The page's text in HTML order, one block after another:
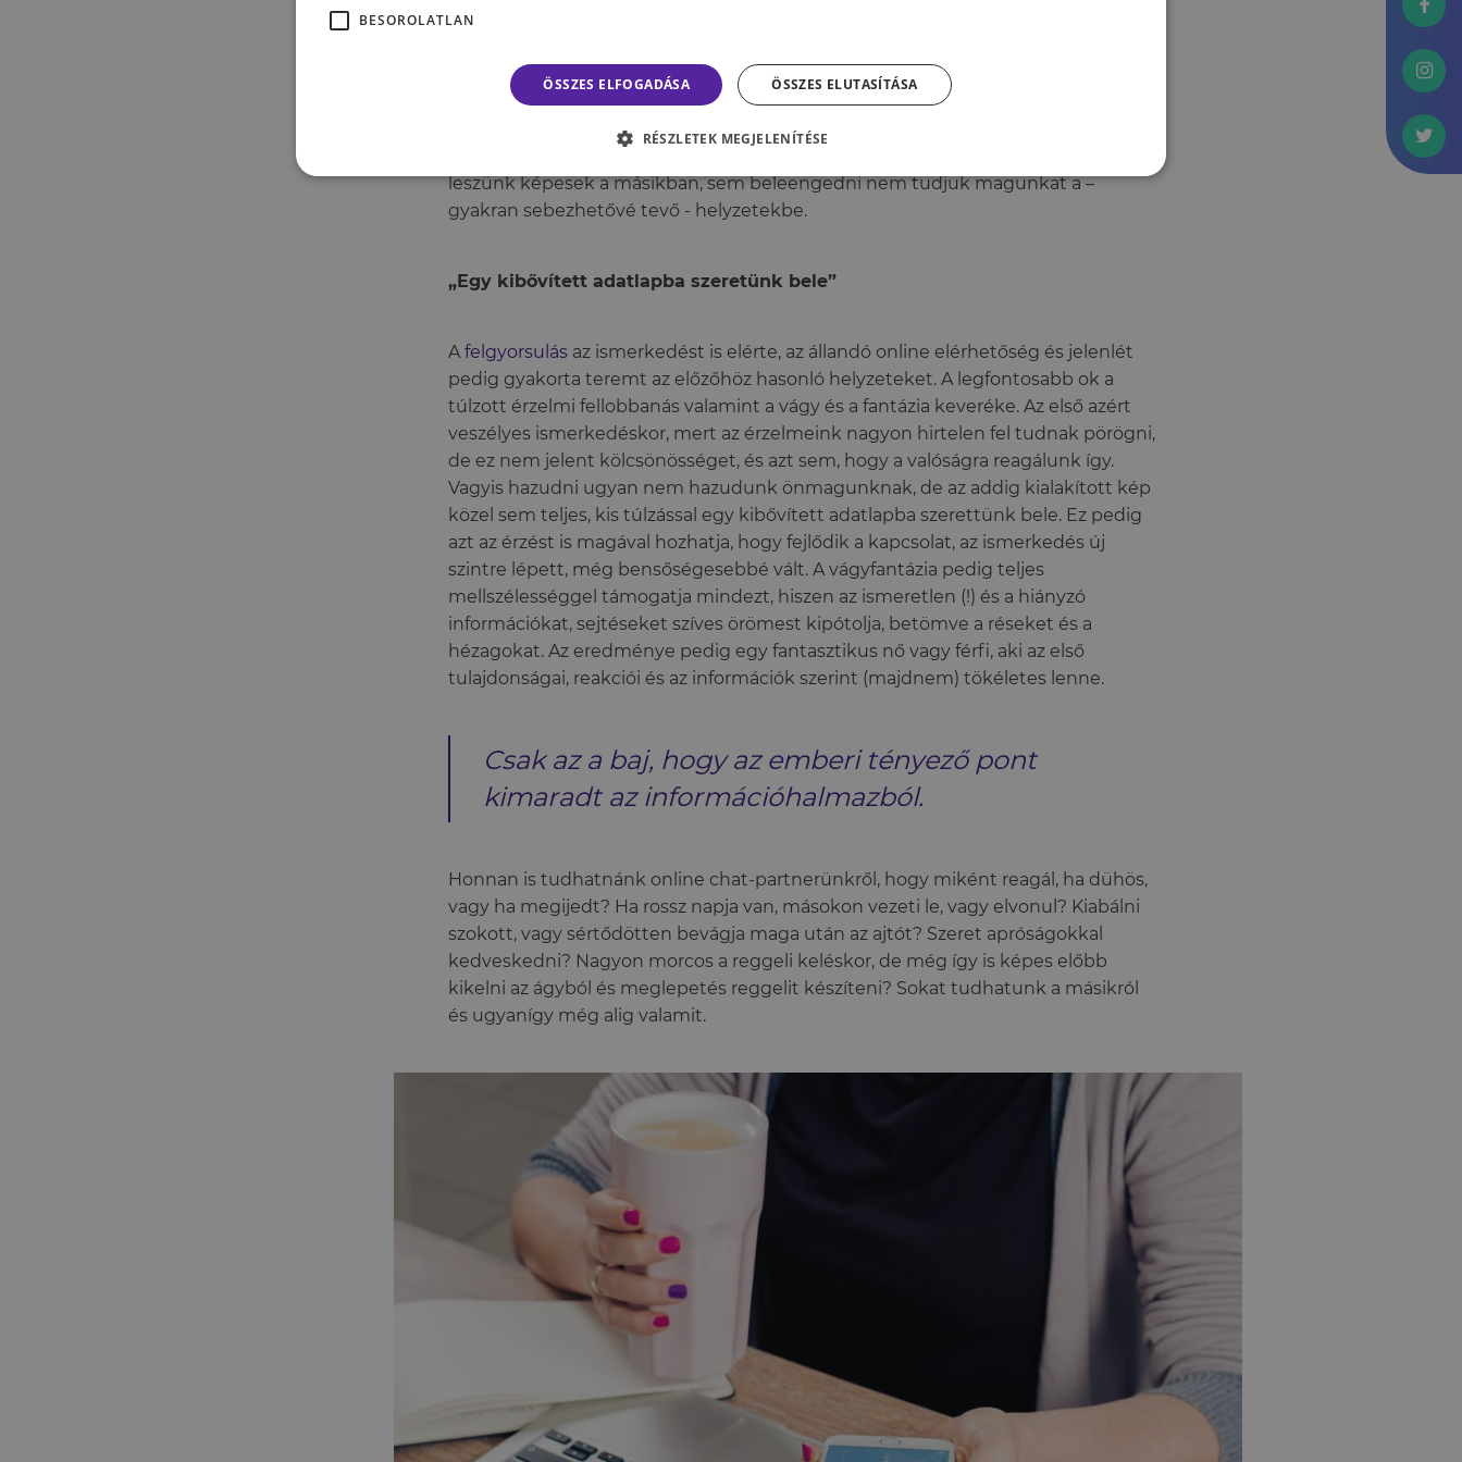
maradni, ha pedig szükséges, akkor megküzdeni is.
Mindez az online térben felbomlik, lazább önhatárok által közelséget,
nyitottságot mutat a jelenlétünk, majd kialakul a kettő találkozásánál egy olyan
leszünk képesek a másikban, sem beleengedni nem tudjuk magunkat a –
gyakran sebezhetővé tevő - helyzetekbe.
„Egy kibővített adatlapba szeretünk bele”
Afelgyorsulásaz ismerkedést is elérte, az állandó online elérhetőség és jelenlét
pedig gyakorta teremt az előzőhöz hasonló helyzeteket. A legfontosabb ok a
túlzott érzelmi fellobbanás valamint a vágy és a fantázia keveréke. Az első azért
veszélyes ismerkedéskor, mert az érzelmeink nagyon hirtelen fel tudnak pörögni,
de ez nem jelent kölcsönösséget, és azt sem, hogy a valóságra reagálunk így.
Vagyis hazudni ugyan nem hazudunk önmagunknak, de az addig kialakított kép
közel sem teljes, kis túlzással egy kibővített adatlapba szerettünk bele. Ez pedig
azt az érzést is magával hozhatja, hogy fejlődik a kapcsolat, az ismerkedés új
szintre lépett, még bensőségesebbé vált. A vágyfantázia pedig teljes
mellszélességgel támogatja mindezt, hiszen az ismeretlen (!) és a hiányzó
információkat, sejtéseket szíves örömest kipótolja, betömve a réseket és a
hézagokat. Az eredménye pedig egy fantasztikus nő vagy férfi, aki az első
tulajdonságai, reakciói és az információk szerint (majdnem) tökéletes lenne.
Csak az a baj, hogy az emberi tényező pont
kimaradt az információhalmazból.
Honnan is tudhatnánk online chat-partnerünkről, hogy miként reagál, ha dühös,
vagy ha megijedt? Ha rossz napja van, másokon vezeti le, vagy elvonul? Kiabálni
szokott, vagy sértődötten bevágja maga után az ajtót? Szeret apróságokkal
kedveskedni? Nagyon morcos a reggeli keléskor, de még így is képes előbb
kikelni az ágyból és meglepetés reggelit készíteni? Sokat tudhatunk a másikról
és ugyanígy még alig valamit.
BESOROLATLAN
ÖSSZES ELFOGADÁSA ÖSSZES ELUTASÍTÁSA
RÉSZLETEK MEGJELENÍTÉSE